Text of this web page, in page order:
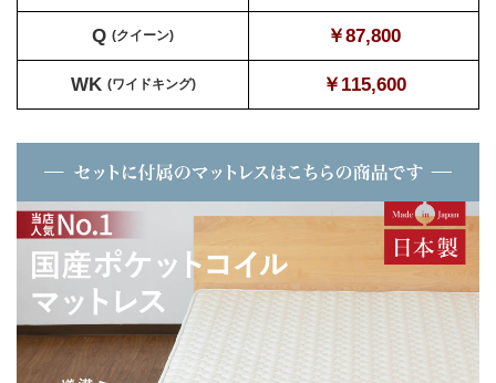
Q (クイーン) ￥87,800
WK (ワイドキング) ￥115,600